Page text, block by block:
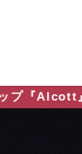
のファッシ